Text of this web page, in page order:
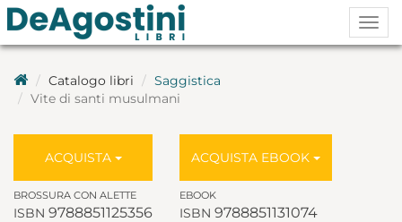
Catalogo libri
Saggistica
Vite di santi musulmani
ACQUISTA
BROSSURA CON ALETTE
ISBN 9788851125356
ACQUISTA EBOOK
EBOOK
ISBN 9788851131074